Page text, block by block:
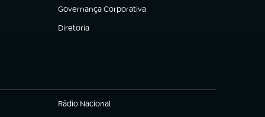
Governança Corporativa
(abre em nova aba)
Diretoria
(abre em nova aba)
Rádio Nacional